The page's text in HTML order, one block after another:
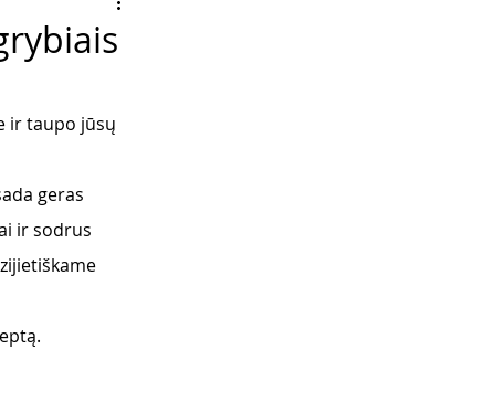
ir taupo jūsų
geras
ir sodrus